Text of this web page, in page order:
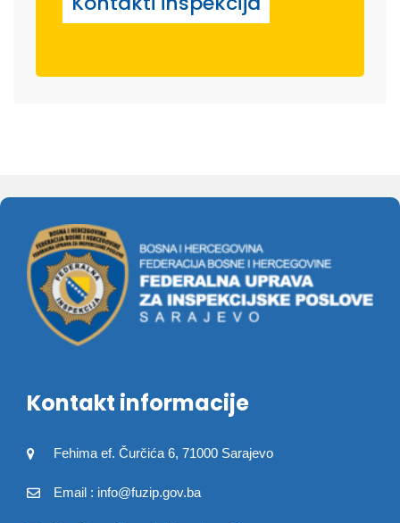
Kontakt informacije
Fehima ef. Čurčića 6, 71000 Sarajevo
Email : info@fuzip.gov.ba